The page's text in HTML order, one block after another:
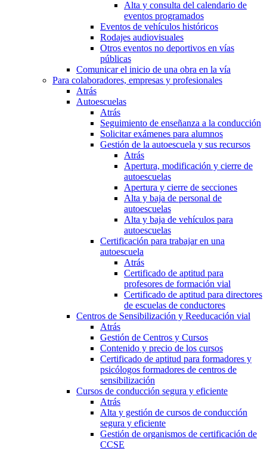
Alta y consulta del calendario de
eventos programados
Eventos de vehículos históricos
Rodajes audiovisuales
Otros eventos no deportivos en vías
públicas
Comunicar el inicio de una obra en la vía
Para colaboradores, empresas y profesionales
Atrás
Autoescuelas
Atrás
Seguimiento de enseñanza a la conducción
Solicitar exámenes para alumnos
Gestión de la autoescuela y sus recursos
Atrás
Apertura, modificación y cierre de
autoescuelas
Apertura y cierre de secciones
Alta y baja de personal de
autoescuelas
Alta y baja de vehículos para
autoescuelas
Certificación para trabajar en una
autoescuela
Atrás
Certificado de aptitud para
profesores de formación vial
Certificado de aptitud para directores
de escuelas de conductores
Centros de Sensibilización y Reeducación vial
Atrás
Gestión de Centros y Cursos
Contenido y precio de los cursos
Certificado de aptitud para formadores y
psicólogos formadores de centros de
sensibilización
Cursos de conducción segura y eficiente
Atrás
Alta y gestión de cursos de conducción
segura y eficiente
Gestión de organismos de certificación de
CCSE